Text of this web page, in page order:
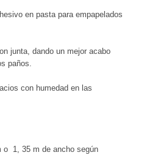
en pasta para empapelados
junta, dando un mejor acabo
paños.
con humedad en las
o 1, 35 m de ancho según